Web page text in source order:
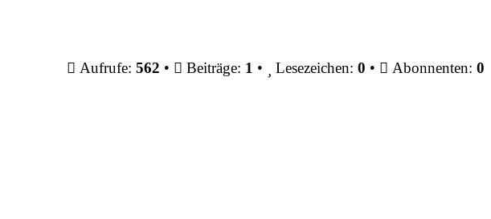
Aufrufe: 562 • Beiträge: 1 • Lesezeichen: 0 • Abonnenten: 0